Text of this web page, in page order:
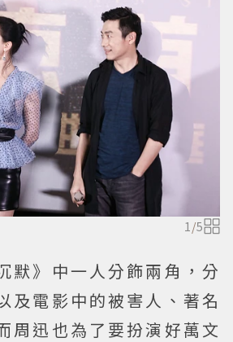
1 /5
默》中一人分飾兩角，分
及電影中的被害人、著名
周迅也為了要扮演好萬文